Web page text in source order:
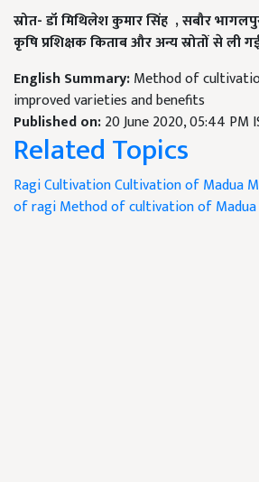
स्रोत- डॉ मिथिलेश कुमार सिंह ,सबौर
कृषि प्रशिक्षक किताब और अन्य स्रोतों से ली
English Summary:Method of
improved varieties and benefits
Published on:20 June 2020, 05:44 PM
Related Topics
Ragi CultivationCultivation of Madua
of ragiMethod of cultivation of Madua